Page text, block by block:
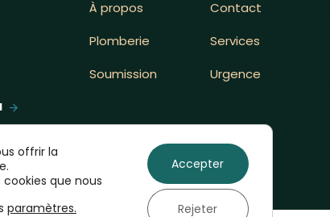
À propos
Contact
Plomberie
Services
Soumission
Urgence
offrir la
cookies que nous
paramètres.
Accepter
Rejeter